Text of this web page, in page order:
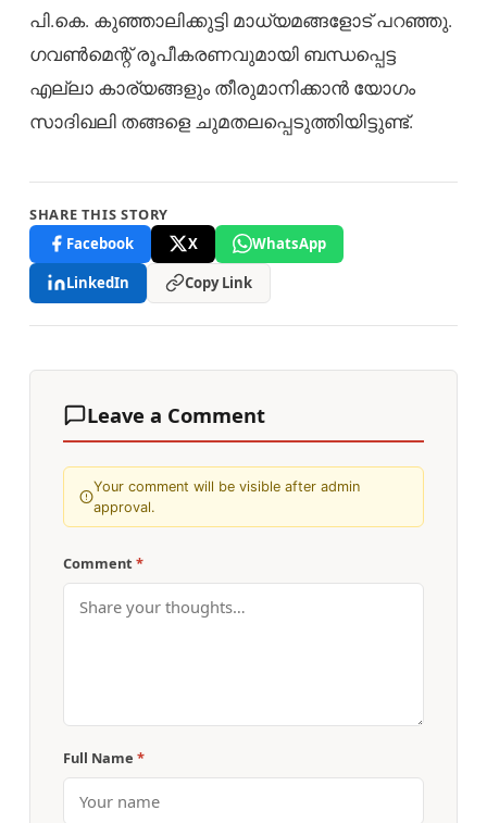
പി.കെ. കുഞ്ഞാലിക്കുട്ടി മാധ്യമങ്ങളോട് പറഞ്ഞു.
ഗവൺമെന്റ് രൂപീകരണവുമായി ബന്ധപ്പെട്ട
എല്ലാ കാര്യങ്ങളും തീരുമാനിക്കാൻ യോഗം
സാദിഖലി തങ്ങളെ ചുമതലപ്പെടുത്തിയിട്ടുണ്ട്.
SHARE THIS STORY
Facebook
X
WhatsApp
LinkedIn
Copy Link
Leave a Comment
Your comment will be visible after admin
approval.
Comment *
Full Name *